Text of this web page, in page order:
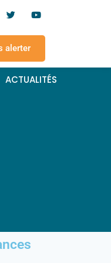
alerter
ACTUALITÉS